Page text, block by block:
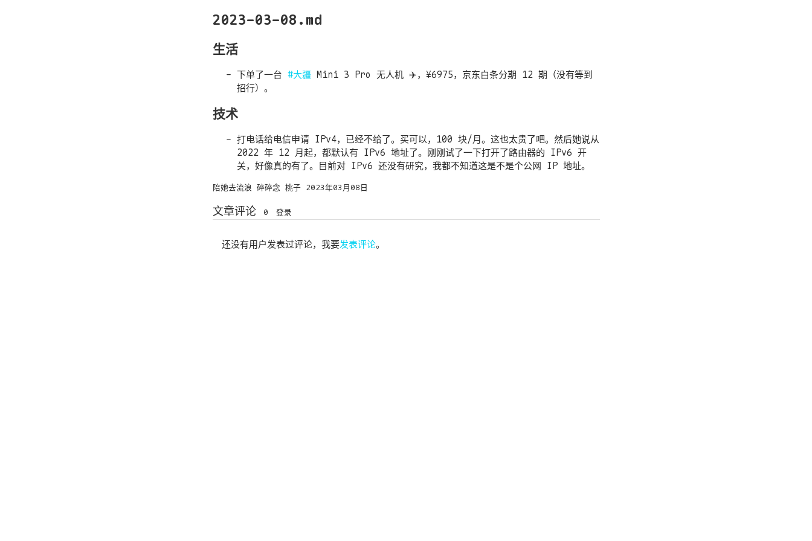
2023-03-08.md
生活
下单了一台 #大疆Mini 3 Pro 无人机 ✈️，¥6975，京东白条分期 12 期（没有等到
招行）。
技术
打电话给电信申请 IPv4，已经不给了。买可以，100 块/月。这也太贵了吧。然后她说从
2022 年 12 月起，都默认有 IPv6 地址了。刚刚试了一下打开了路由器的 IPv6 开
关，好像真的有了。目前对 IPv6 还没有研究，我都不知道这是不是个公网 IP 地址。
陪她去流浪 碎碎念 桃子 2023年03月08日
文章评论 0 登录
还没有用户发表过评论，我要发表评论。